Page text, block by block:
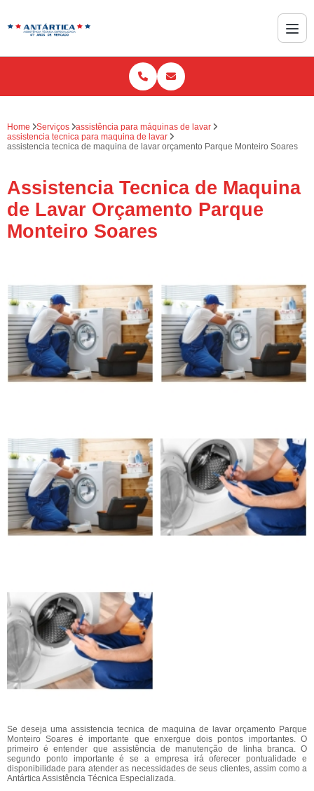
Home Serviços
assistência para máquinas de lavar
assistencia tecnica para maquina de lavar
assistencia tecnica de maquina de lavar orçamento Parque Monteiro Soares
Assistencia Tecnica de Maquina
de Lavar Orçamento Parque
Monteiro Soares
Se deseja uma assistencia tecnica de maquina de lavar orçamento Parque
Monteiro Soares é importante que enxergue dois pontos importantes. O
primeiro é entender que assistência de manutenção de linha branca. O
segundo ponto importante é se a empresa irá oferecer pontualidade e
disponibilidade para atender as necessidades de seus clientes, assim como a
Antártica Assistência Técnica Especializada.